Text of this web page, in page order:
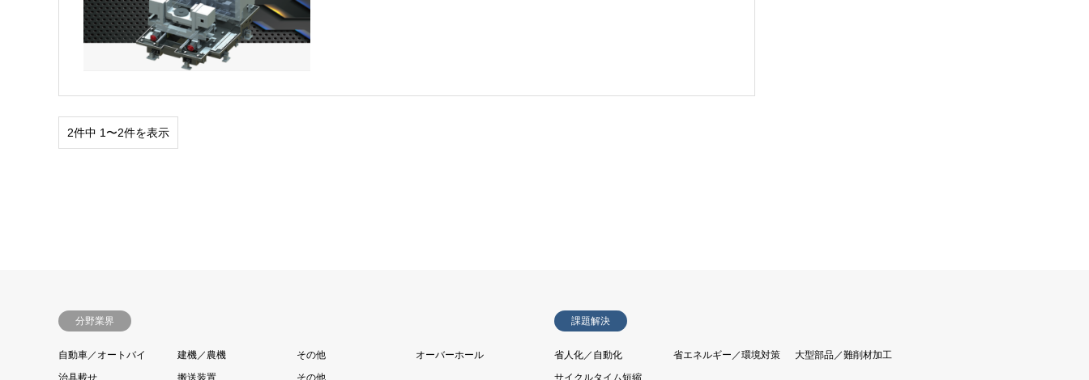
2件中 1〜2件を表示
分野業界
自動車／オートバイ 建機／農機 その他
オーバーホール
治具載せ
搬送装置 その他
課題解決
省人化／自動化 省エネルギー／環境対策
大型部品／難削材加工
サイクルタイム短縮